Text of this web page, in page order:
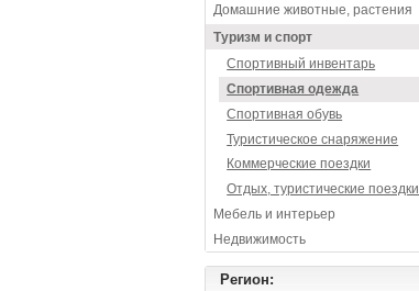
Домашние животные, растения
Туризм и спорт
Спортивный инвентарь
Спортивная одежда
Спортивная обувь
Туристическое снаряжение
Коммерческие поездки
Отдых, туристические поездки
Мебель и интерьер
Недвижимость
Регион: